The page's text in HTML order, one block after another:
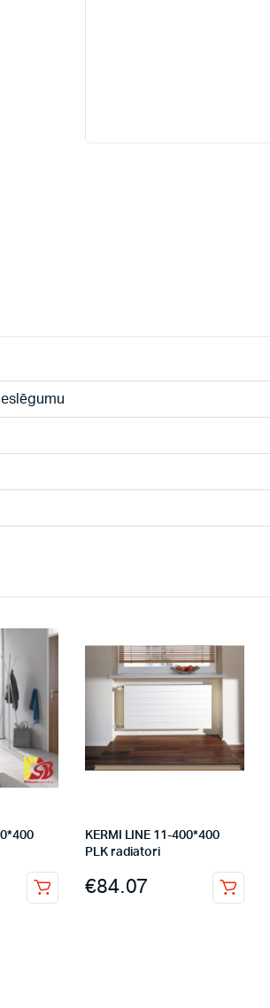
KERMI LINE 11-400*400
PLK radiatori
€84.07